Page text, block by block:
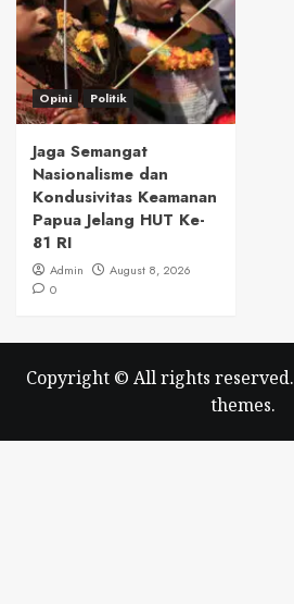
Opini Politik
Jaga Semangat
Nasionalisme dan
Kondusivitas Keamanan
Papua Jelang HUT Ke-
81 RI
Admin
August 8, 2026
0
Copyright © All rights reserved.
themes.